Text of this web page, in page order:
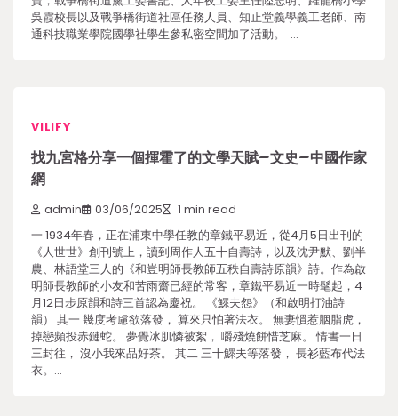
吳霞校長以及戰爭橋街道社區任務人員、知止堂義學義工老師、南
通科技職業學院國學社學生參私密空間加了活動。 …
VILIFY
找九宮格分享一個揮霍了的文學天賦–文史–中國作家
網
admin 03/06/2025 1 min read
一 1934年春，正在浦東中學任教的章鐵平易近，從4月5日出刊的
《人世世》創刊號上，讀到周作人五十自壽詩，以及沈尹默、劉半
農、林語堂三人的《和豈明師長教師五秩自壽詩原韻》詩。作為啟
明師長教師的小友和苦雨齋已經的常客，章鐵平易近一時髦起，4
月12日步原韻和詩三首認為慶祝。 《鰥夫怨》（和啟明打油詩
韻） 其一 幾度考慮欲落發， 算來只怕著法衣。 無妻慣惹胭脂虎，
掉戀頻投赤鏈蛇。 夢覺冰肌憐被絮， 嚼殘燒餅惜芝麻。 情書一日
三封往， 沒小我來品好茶。 其二 三十鰥夫等落發， 長衫藍布代法
衣。…